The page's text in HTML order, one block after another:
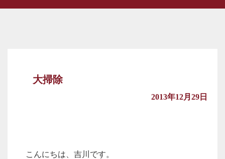
大掃除
2013年12月29日
こんにちは、吉川です。